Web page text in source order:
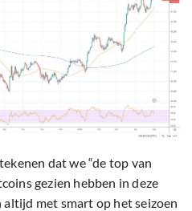
dat we “de top van
gezien hebben in deze
met smart op het seizoen